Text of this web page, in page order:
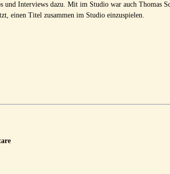
Interviews dazu. Mit im Studio war auch Thomas
einen Titel zusammen im Studio einzuspielen.